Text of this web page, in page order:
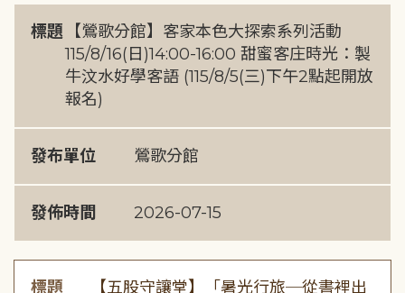
標題 【鶯歌分館】客家本色大探索系列活動
115/8/16(日)14:00-16:00 甜蜜客庄時光：製
牛汶水好學客語 (115/8/5(三)下午2點起開放
報名)
發布單位 鶯歌分館
發佈時間 2026-07-15
標題
【五股守讓堂】「暑光行旅─從書裡出